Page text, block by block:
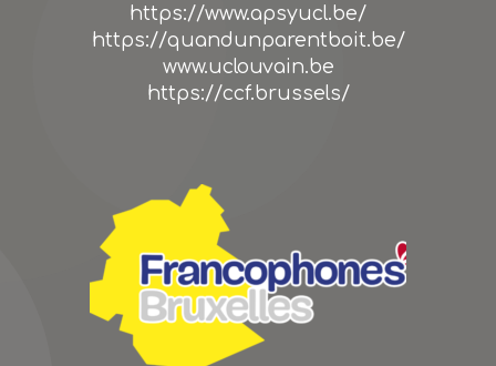
https://www.apsyucl.be/
https://quandunparentboit.be/
www.uclouvain.be
https://ccf.brussels/